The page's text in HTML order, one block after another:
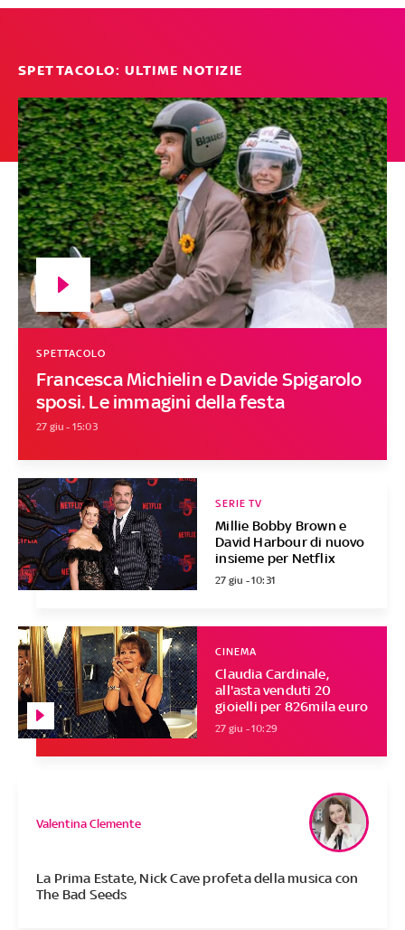
SPETTACOLO: ULTIME NOTIZIE
Francesca Michielin e Davide Spigarolo
sposi. Le immagini della festa
SPETTACOLO
27 giu - 15:03
Millie Bobby Brown e
David Harbour di nuovo
insieme per Netflix
SERIE TV
27 giu - 10:31
Claudia Cardinale,
all'asta venduti 20
gioielli per 826mila euro
CINEMA
27 giu - 10:29
La Prima Estate, Nick Cave profeta della musica con
The Bad Seeds
Valentina Clemente